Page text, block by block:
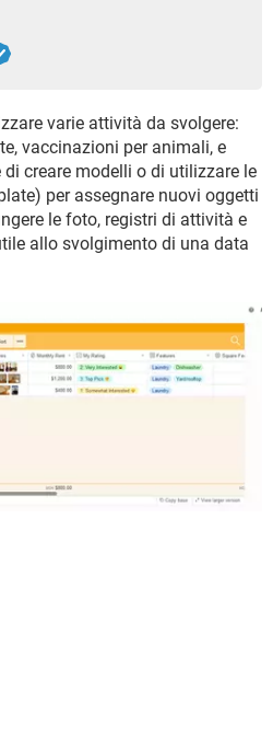
varie attività da svolgere:
vaccinazioni per animali, e
creare modelli o di utilizzare le
per assegnare nuovi oggetti
le foto, registri di attività e
allo svolgimento di una data